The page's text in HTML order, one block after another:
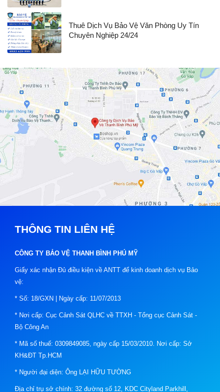
Thuê Dịch Vụ Bảo Vệ Văn Phòng Uy Tín
Chuyên Nghiệp 24/24
THÔNG TIN LIÊN HỆ
CÔNG TY BẢO VỆ THANH BÌNH PHÚ MỸ
Giấy xác nhận Đủ điều kiện về ANTT để kinh doanh dịch vụ Bảo
vệ:
* Số: 18/GXN | Ngày cấp: 11/07/2013
* Nơi cấp: Cục Cảnh Sát QLHC về TTXH - Tổng cục Cảnh Sát -
Bộ Công An
* Mã số thuế: 0309849085, ngày cấp 15/03/2010. Nơi cấp: Sở
KH&ĐT Tp.HCM
* Người đại diện: Ông LẠI HỮU TƯỜNG
Địa chỉ trụ sở chính: 32 đường số 12, KDC Cityland Parkhill,